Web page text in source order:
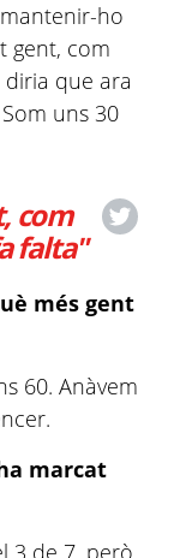
ho
gent, com
que ara
uns 30
com
falta"
més gent
60. Anàvem
marcat